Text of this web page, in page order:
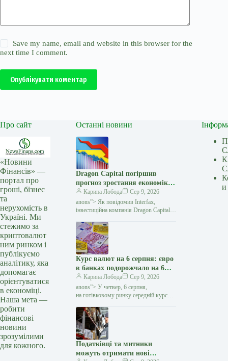
Save my name, email and website in this browser for the
next time I comment.
Опублікувати коментар
Про сайт
«Новини
Фінансів» —
портал про
гроші, бізнес
та
нерухомість в
Україні. Ми
стежимо за
криптовалют
ним ринком і
публікуємо
аналітику, яка
допомагає
орієнтуватися
в економіці.
Наша мета —
робити
фінансові
новини
зрозумілими
для кожного.
Останні новини
Dragon Capital погіршив
прогноз зростання економіки
України у 2026 році до 1% —
Мінфін
Карина Лобода
Сер 9, 2026
anons”> Як повідомив Interfax,
інвестиційна компанія Dragon Capital
України у 2026 році. Якщо раніше
аналітики очікували збільшення
Курс валют на 6 серпня: євро
в банках подорожчало на 6
копійок — Мінфін
Карина Лобода
Сер 9, 2026
anons”> У четвер, 6 серпня,
на готівковому ринку середній курс
на 3 копійки у продажу. Євро
подорожчало на 6 копійок…
Податківці та митники
можуть отримати нові
и